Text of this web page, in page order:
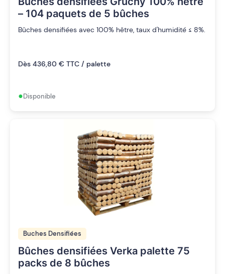
– 104 paquets de 5 bûches
Bûches densifiées avec 100% hêtre, taux d'humidité ≤ 8%.
Dès 436,80 € TTC / palette
•Disponible
Buches Densifiées
Bûches densifiées Verka palette 75
packs de 8 bûches